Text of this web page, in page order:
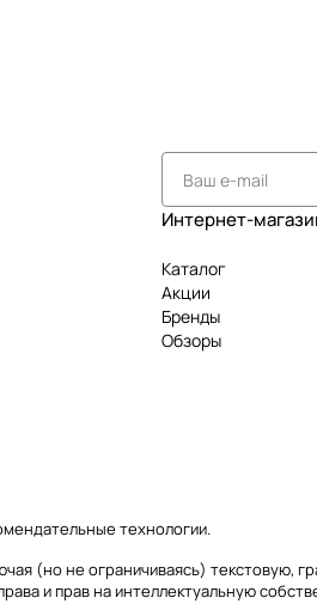
Интернет-
Каталог
Акции
Бренды
Обзоры
технологии.
(но не ограничиваясь) текстовую,
и прав на интеллектуальную